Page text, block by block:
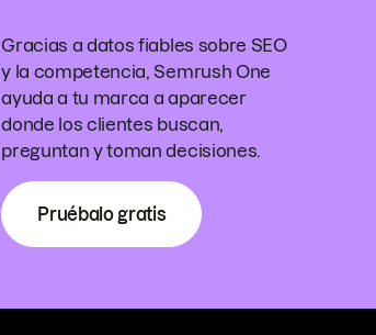
Gracias a datos fiables sobre SEO
y la competencia, Semrush One
ayuda a tu marca a aparecer
donde los clientes buscan,
preguntan y toman decisiones.
Pruébalo gratis